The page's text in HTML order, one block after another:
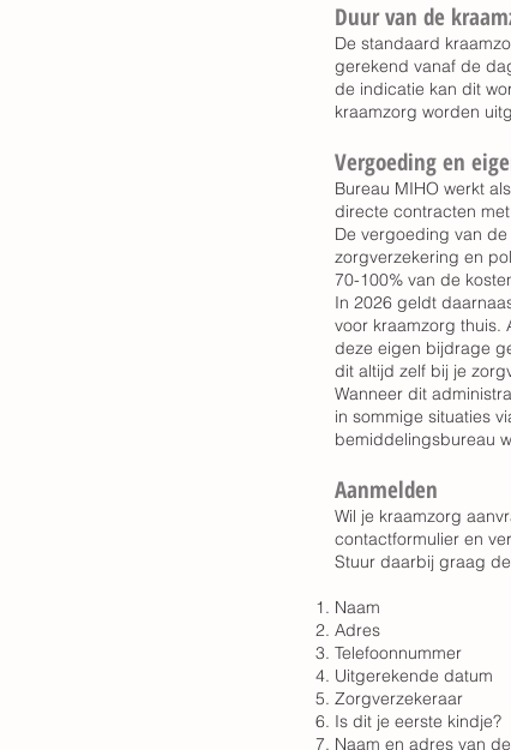
Duur van de
De standaard
gerekend vanaf de
de indicatie kan dit
kraamzorg worden
Vergoeding en
Bureau MIHO werkt
directe contracten
De vergoeding van
zorgverzekering en
70-100% van de
In 2026 geldt
voor kraamzorg thuis.
deze eigen bijdrage
dit altijd zelf bij je
Wanneer dit
in sommige situaties
bemiddelingsbureau
Aanmelden
Wil je kraamzorg
contactformulier en
Stuur daarbij graag
Naam
Adres
Telefoonnummer
Uitgerekende datum
Zorgverzekeraar
Is dit je eerste kindje?
Naam en adres van